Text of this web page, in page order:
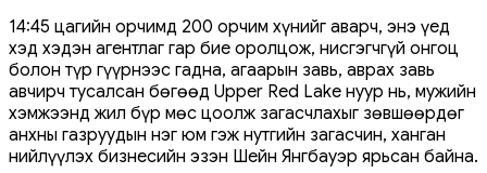
14:45 цагийн орчимд 200 орчим хүнийг аварч, энэ үед
хэд хэдэн агентлаг гар бие оролцож, нисгэгчгүй онгоц
болон түр гүүрнээс гадна, агаарын завь, аврах завь
авчирч тусалсан бөгөөд Upper Red Lake нуур нь, мужийн
хэмжээнд жил бүр мөс цоолж загасчлахыг зөвшөөрдөг
анхны газруудын нэг юм гэж нутгийн загасчин, ханган
нийлүүлэх бизнесийн эзэн Шейн Янгбауэр ярьсан байна.